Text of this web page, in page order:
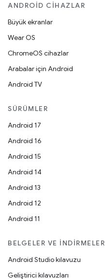
ANDROID CIHAZLAR
Büyük ekranlar
Wear OS
ChromeOS cihazlar
Arabalar için Android
Android TV
SÜRÜMLER
Android 17
Android 16
Android 15
Android 14
Android 13
Android 12
Android 11
BELGELER VE İNDIRMELER
Android Studio kılavuzu
Geliştirici kılavuzları